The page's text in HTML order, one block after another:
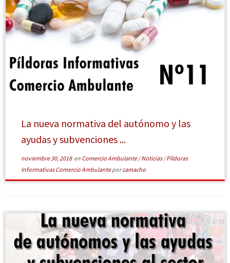
La nueva normativa del autónomo y las
ayudas y subvenciones ...
noviembre 30, 2018en Comercio Ambulante/Noticias/Píldoras
Informativas Comercio Ambulanteporcamacho